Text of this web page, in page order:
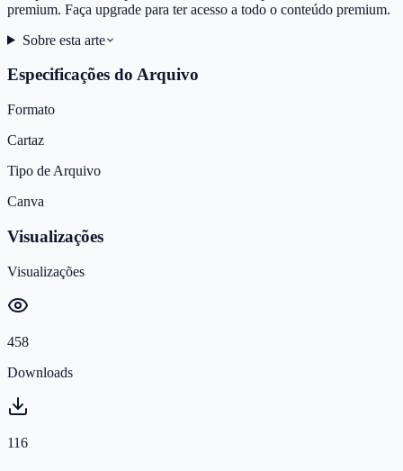
premium. Faça upgrade para ter acesso a todo o conteúdo premium.
Sobre esta arte
Especificações do Arquivo
Formato
Cartaz
Tipo de Arquivo
Canva
Visualizações
Visualizações
458
Downloads
116